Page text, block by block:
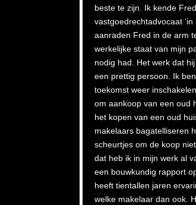
beste te zijn. Ik kende
vastgoedrechtadvocaat
aanraden Fred in de arm
werkelijke staat van mijn
nodig had. Het werk dat
een prettig persoon. Ik
toekomst weer
om aankoop van een oud
het kopen van een oud
makelaars bagatelliseren
scheurtjes om de koop
dat heb ik in mijn werk al
een bouwkundig rapport
heeft tientallen jaren
welke makelaar dan ook.